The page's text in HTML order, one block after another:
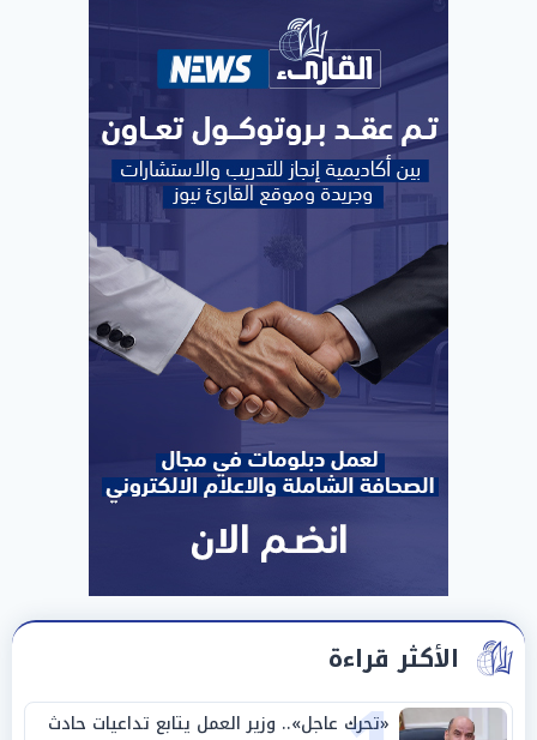
الأكثر قراءة
«تحرك عاجل».. وزير العمل يتابع تداعيات حادث